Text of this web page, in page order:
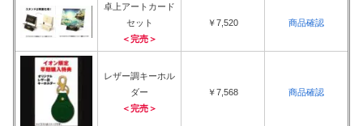
卓上アートカード
セット
＜完売＞
￥7,520 商品確認
レザー調キーホル
ダー
＜完売＞
￥7,568 商品確認